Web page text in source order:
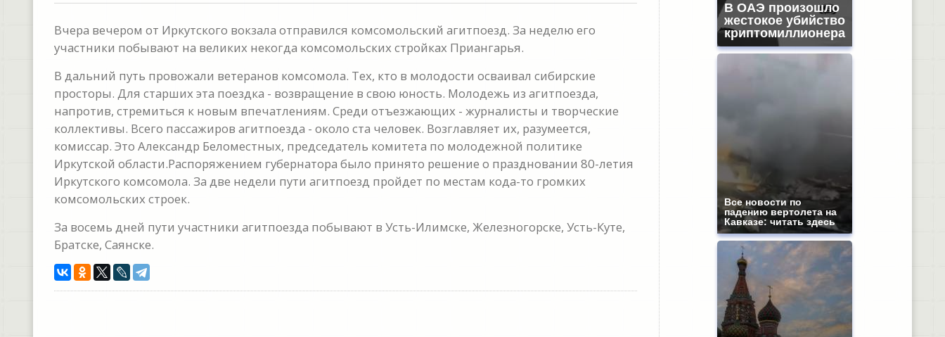
Вчера вечером от Иркутского вокзала отправился комсомольский агитпоезд. За неделю его
участники побывают на великих некогда комсомольских стройках Приангарья.
В дальний путь провожали ветеранов комсомола. Тех, кто в молодости осваивал сибирские
просторы. Для старших эта поездка - возвращение в свою юность. Молодежь из агитпоезда,
напротив, стремиться к новым впечатлениям. Среди отъезжающих - журналисты и творческие
коллективы. Всего пассажиров агитпоезда - около ста человек. Возглавляет их, разумеется,
комиссар. Это Александр Беломестных, председатель комитета по молодежной политике
Иркутской области.Распоряжением губернатора было принято решение о праздновании 80-летия
Иркутского комсомола. За две недели пути агитпоезд пройдет по местам кода-то громких
комсомольских строек.
За восемь дней пути участники агитпоезда побывают в Усть-Илимске, Железногорске, Усть-Куте,
Братске, Саянске.
В ОАЭ произошло
жестокое убийство
криптомиллионера
Все новости по
падению вертолета на
Кавказе: читать здесь